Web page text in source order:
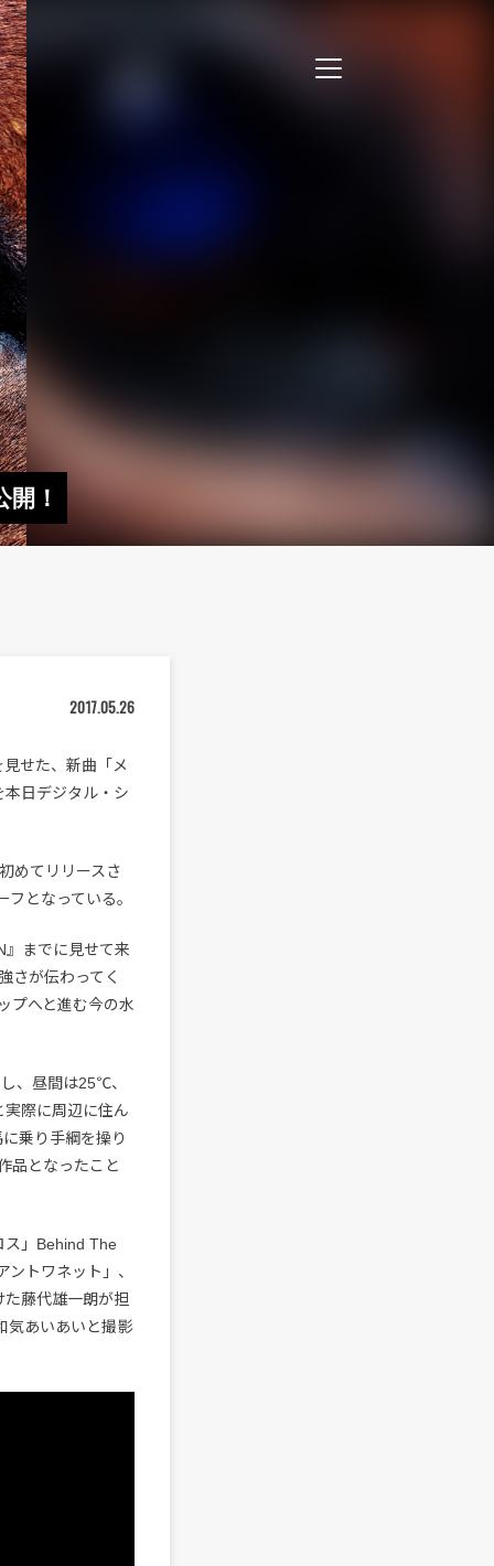
！
2017.05.26
せた、新曲「メ
日デジタル・シ
めてリリースさ
となっている。
』までに見せて来
さが伝わってく
プへと進む今の水
、昼間は25℃、
際に周辺に住ん
乗り手綱を操り
品となったこと
ス」Behind The
トワネット」、
た藤代雄一朗が担
気あいあいと撮影